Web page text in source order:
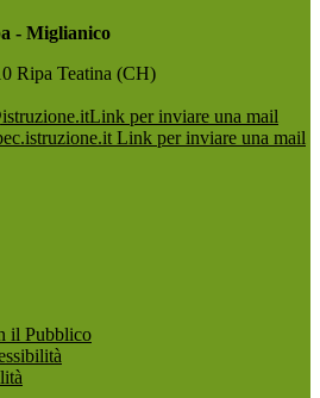
- Miglianico
Ripa Teatina (CH)
Link per inviare una mail
Link per inviare una mail
il Pubblico